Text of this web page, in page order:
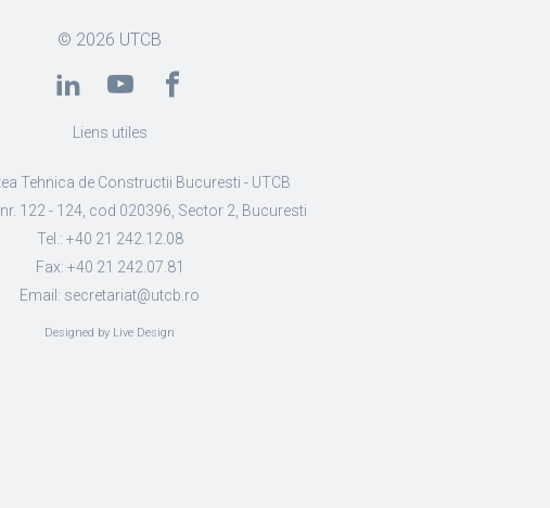
© 2026 UTCB
Liens utiles
Tehnica de Constructii Bucuresti - UTCB
122 - 124, cod 020396, Sector 2, Bucuresti
Tel.: +40 21 242.12.08
Fax: +40 21 242.07.81
Email: secretariat@utcb.ro
Designed by Live Design